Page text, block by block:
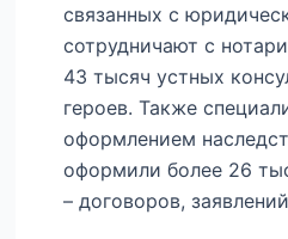
связанных с
сотрудничают с
43 тысяч устных
героев. Также
оформлением
оформили более 26
– договоров,